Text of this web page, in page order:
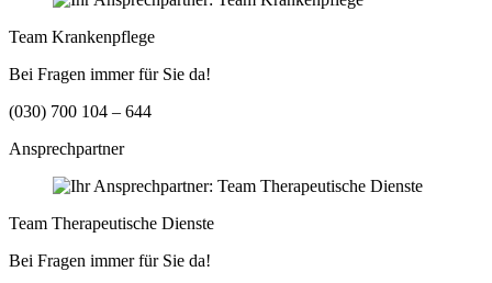
Team Krankenpflege
Bei Fragen immer für Sie da!
(030) 700 104 – 644
Ansprechpartner
Team Therapeutische Dienste
Bei Fragen immer für Sie da!